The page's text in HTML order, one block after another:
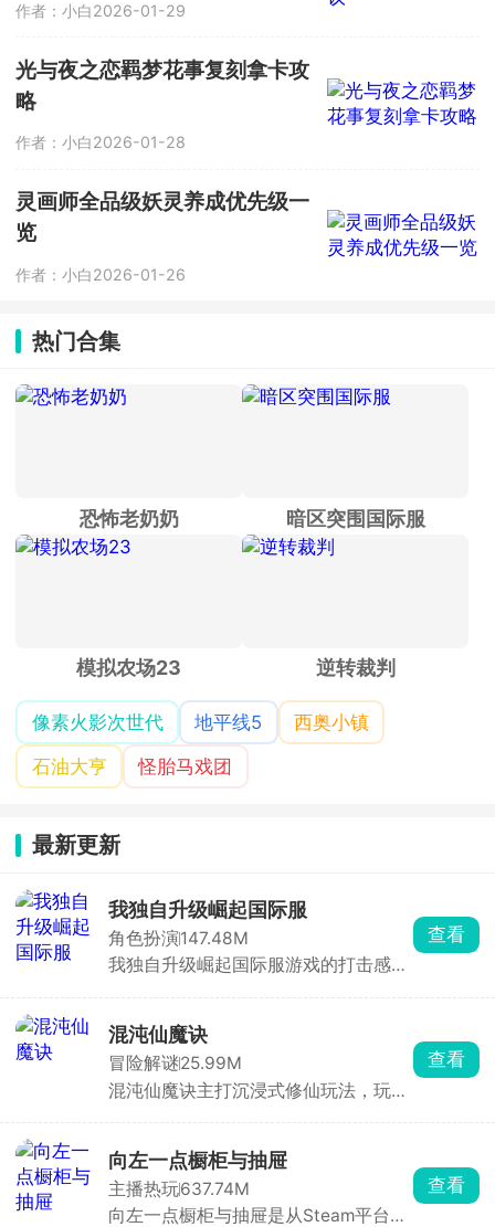
作者：小白2026-01-29
光与夜之恋羁梦花事复刻拿卡攻
略
作者：小白2026-01-28
灵画师全品级妖灵养成优先级一
览
作者：小白2026-01-26
热门合集
恐怖老奶奶 暗区突围国际服
模拟农场23 逆转裁判
像素火影次世代 地平线5
西奥小镇
石油大亨
怪胎马戏团
最新更新
我独自升级崛起国际服
角色扮演147.48M
我独自升级崛起国际服游戏的打击感非
遇到了各种各样的敌人和困难，面对强
大的怪兽和恶劣的环境，在一些模式里
面还能进行换角色的连招，操纵喜爱的
角色冒险战斗，不断提升战斗力。
查看
混沌仙魔诀
冒险解谜25.99M
混沌仙魔诀主打沉浸式修仙玩法，玩家
顶级修为。多职业自由选择，技能招式
各具特色，搭配神兵利器轻松斩杀魔
兽，畅享酣畅淋漓的战斗快感。
查看
向左一点橱柜与抽屉
主播热玩637.74M
向左一点橱柜与抽屉是从Steam平台移
查看